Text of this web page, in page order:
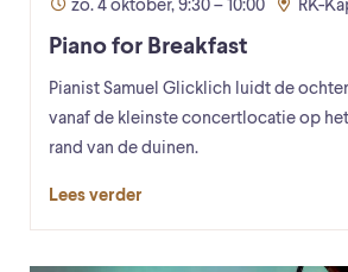
zo. 4 oktober, 9:30 – 10:00 RK-
Piano for Breakfast
Pianist Samuel Glicklich luidt de
vanaf de kleinste concertlocatie op
rand van de duinen.
Lees verder